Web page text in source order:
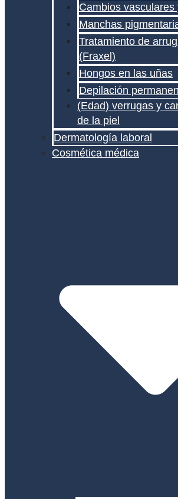
Cambios
Manchas
Tratamiento de
(Fraxel)
Hongos en las uñas
Depilación
(Edad) verrugas y
de la piel
Dermatología laboral
Cosmética médica